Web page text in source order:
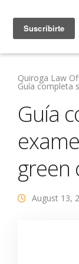
Quiroga Law
Guía completa
Guía
green
August 13,